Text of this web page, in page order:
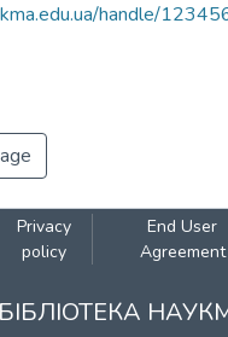
handle/
Privacy
policy
End User
Agreement
БІБЛІОТЕКА